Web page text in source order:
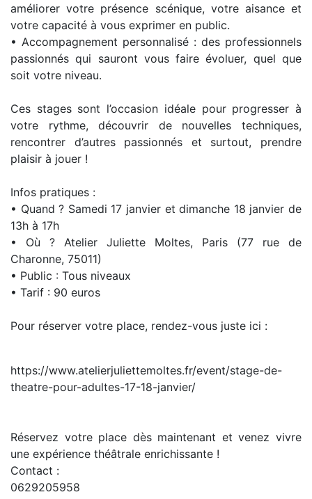
améliorer votre présence scénique, votre aisance et
votre capacité à vous exprimer en public.
• Accompagnement personnalisé : des professionnels
passionnés qui sauront vous faire évoluer, quel que
soit votre niveau.
Ces stages sont l’occasion idéale pour progresser à
votre rythme, découvrir de nouvelles techniques,
rencontrer d’autres passionnés et surtout, prendre
plaisir à jouer !
Infos pratiques :
• Quand ? Samedi 17 janvier et dimanche 18 janvier de
13h à 17h
• Où ? Atelier Juliette Moltes, Paris (77 rue de
Charonne, 75011)
• Public : Tous niveaux
• Tarif : 90 euros
Pour réserver votre place, rendez-vous juste ici :
https://www.atelierjuliettemoltes.fr/event/stage-de-
theatre-pour-adultes-17-18-janvier/
Réservez votre place dès maintenant et venez vivre
une expérience théâtrale enrichissante !
Contact :
0629205958